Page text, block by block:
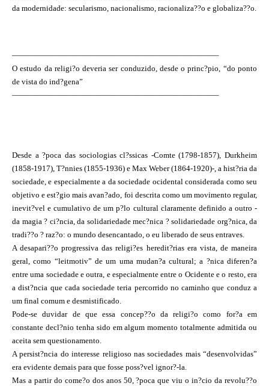
da modernidade: secularismo, nacionalismo, racionaliza??o e globaliza??o.
——————————————————————————–
O estudo da religi?o deveria ser conduzido, desde o princ?pio, “do ponto
de vista do ind?gena”
——————————————————————————–
Desde a ?poca das sociologias cl?ssicas -Comte (1798-1857), Durkheim
(1858-1917), T?nnies (1855-1936) e Max Weber (1864-1920)-, a hist?ria da
sociedade, e especialmente a da sociedade ocidental considerada como seu
objetivo e est?gio mais avan?ado, foi descrita como um movimento regular,
inevit?vel e cumulativo de um p?lo cultural claramente definido a outro -
da magia ? ci?ncia, da solidariedade mec?nica ? solidariedade org?nica, da
tradi??o ? raz?o: o mundo desencantado, o eu liberado de seus entraves.
A desapari??o progressiva das religi?es heredit?rias era vista, de maneira
geral, como “leitmotiv” de um uma mudan?a cultural; a ?nica diferen?a
entre uma sociedade e outra, e especialmente entre o Ocidente e o resto, era
a dist?ncia que cada sociedade teria percorrido no caminho que conduz a
um final comum e desmistificado.
Pode-se duvidar de que essa concep??o da religi?o como for?a em
constante decl?nio tenha sido em algum momento totalmente admitida ou
aceita sem questionamento.
A persist?ncia do interesse religioso nas sociedades mais “desenvolvidas”
era evidente demais para que fosse poss?vel ignor?-la.
Mas a partir do come?o dos anos 50, ?poca que viu o in?cio da revolu??o